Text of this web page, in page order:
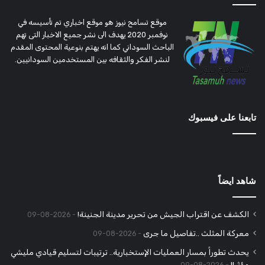
موقع تسامح نيوز هو موقع اخباري تم تأسيسه في
نوفمبر 2020 يهدف الى نشر جميع الاخبار التى تهم
الباحث السوداني كما انه يهتم بنوعية المحتوى المقدم
لنشر الفكر والثقافه بين المستخدمين السودانيين.
تابعنا على فيسبوك
شاهد ايضاً
الكشف عن اقتراب الجيش من تحرير مدينة الجنينة! 2026-08-09
معركة المثلث ..تفاصيل ما جرى 2026-08-09
يحدث تطوراً بمسار العمليات الإستخبارية.. ترتيبات لتسليم قيادي مليشي